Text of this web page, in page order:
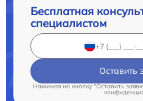
Бесплатная
специалистом
Оставить
Нажимая на кнопку "Оставить